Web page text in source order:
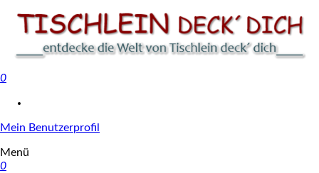
0
Mein Benutzerprofil
Menü
0